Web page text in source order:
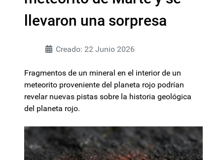
llevaron una sorpresa
Creado: 22 Junio 2026
Fragmentos de un mineral en el interior de un
meteorito proveniente del planeta rojo podrían
revelar nuevas pistas sobre la historia geológica
del planeta rojo.